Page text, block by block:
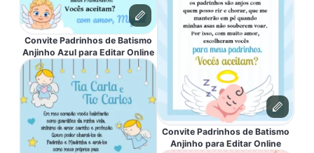
Convite Padrinhos de Batismo
Anjinho Azul para Editar Online
Convite Padrinhos de Batismo
Anjinho para Editar Online